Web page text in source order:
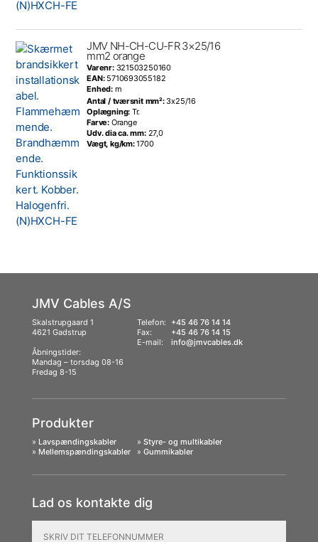
JMV NH-CH-CU-FR 3×25/16
mm2 orange
Varenr: 321503250160
EAN: 5710693055182
Enhed: m
Antal / tværsnit mm²: 3x25/16
Oplægning: Tr.
Farve: Orange
Udv. dia ca. mm: 27,0
Vægt, kg/km:1700
JMV Cables A/S
Skalstrupgaard 1
4621 Gadstrup
Telefon:
Fax:
E-mail:
+45 46 76 14 14
+45 46 76 14 15
info@jmvcables.dk
Åbningstider:
Mandag – torsdag 08-16
Fredag 8-15
Produkter
» Lavspændingskabler
» Mellemspændingskabler
» Styre- og multikabler
» Gummikabler
Lad os kontakte dig